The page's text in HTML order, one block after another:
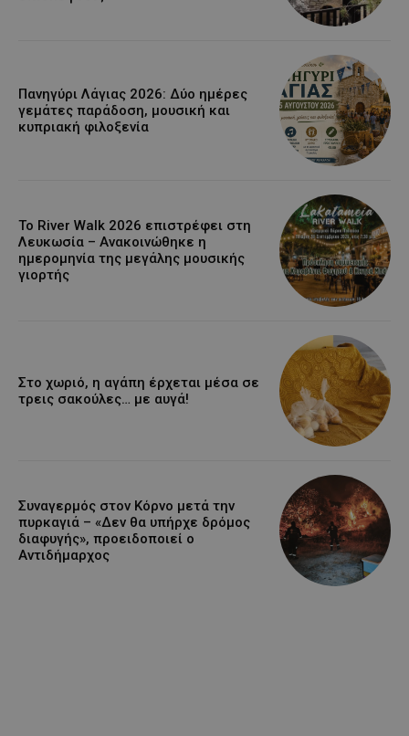
Πανηγύρι Λάγιας 2026: Δύο ημέρες
γεμάτες παράδοση, μουσική και
κυπριακή φιλοξενία
Το River Walk 2026 επιστρέφει στη
Λευκωσία – Ανακοινώθηκε η
ημερομηνία της μεγάλης μουσικής
γιορτής
Στο χωριό, η αγάπη έρχεται μέσα σε
τρεις σακούλες… με αυγά!
Συναγερμός στον Κόρνο μετά την
πυρκαγιά – «Δεν θα υπήρχε δρόμος
διαφυγής», προειδοποιεί ο
Αντιδήμαρχος